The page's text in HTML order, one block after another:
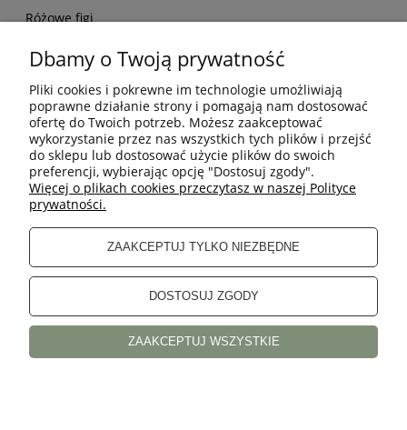
Różowe figi
Figi tiulowe
POMOC
Dbamy o Twoją prywatność
Pliki cookies i pokrewne im technologie umożliwiają
poprawne działanie strony i pomagają nam dostosować
ofertę do Twoich potrzeb. Możesz zaakceptować
wykorzystanie przez nas wszystkich tych plików i przejść
do sklepu lub dostosować użycie plików do swoich
preferencji, wybierając opcję "Dostosuj zgody".
Więcej o plikach cookies przeczytasz w naszej Polityce
prywatności.
ZAAKCEPTUJ TYLKO NIEZBĘDNE
DOSTOSUJ ZGODY
ZAAKCEPTUJ WSZYSTKIE